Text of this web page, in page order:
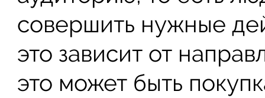
совершить нужные
это зависит от
это может быть